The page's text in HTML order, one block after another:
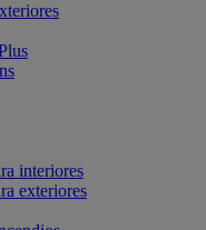
interiores
exteriores